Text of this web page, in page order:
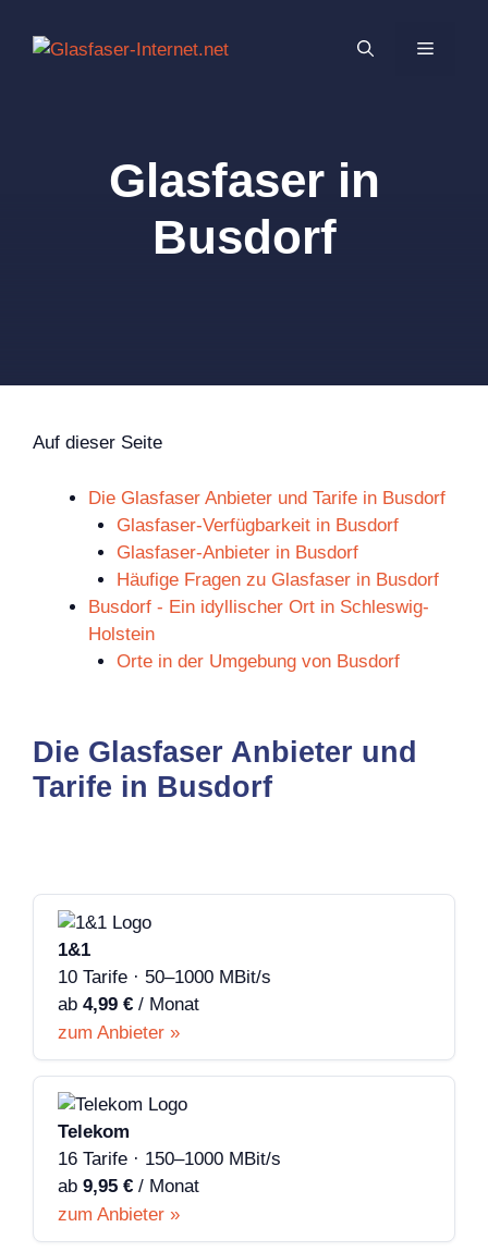
Inhalt
MENÜ
Glasfaser in
Busdorf
Auf dieser Seite
Die Glasfaser Anbieter und Tarife in Busdorf
Glasfaser-Verfügbarkeit in Busdorf
Glasfaser-Anbieter in Busdorf
Häufige Fragen zu Glasfaser in Busdorf
Busdorf - Ein idyllischer Ort in Schleswig-
Holstein
Orte in der Umgebung von Busdorf
Die Glasfaser Anbieter und
Tarife in Busdorf
1&1
10 Tarife · 50–1000 MBit/s
ab 4,99 € / Monat
zum Anbieter »
Telekom
16 Tarife · 150–1000 MBit/s
ab 9,95 € / Monat
zum Anbieter »